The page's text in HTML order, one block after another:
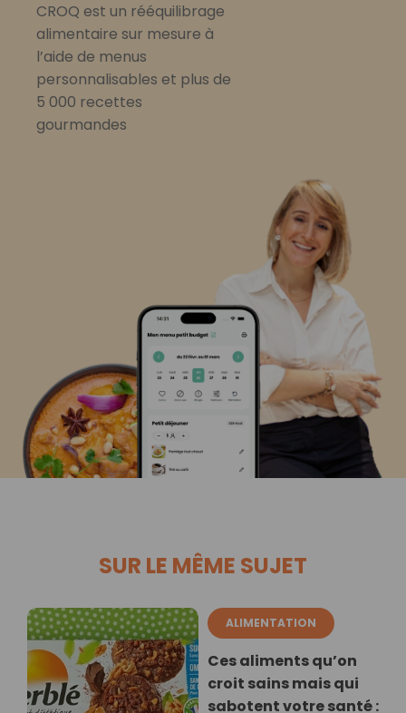
CROQ est un rééquilibrage
alimentaire sur mesure à
l’aide de menus
personnalisables et plus de
5 000 recettes
gourmandes
SUR LE MÊME SUJET
ALIMENTATION
Ces aliments qu’on
croit sains mais qui
sabotent votre santé :